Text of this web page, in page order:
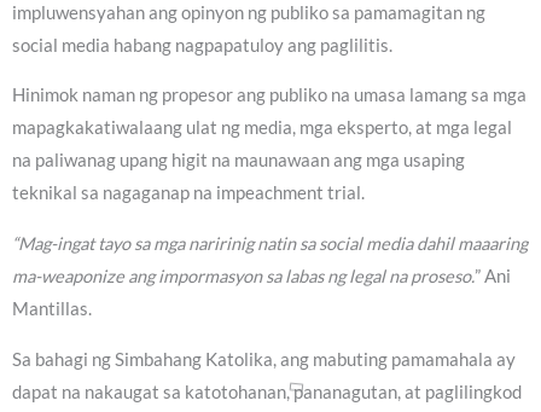
impluwensyahan ang opinyon ng publiko sa pamamagitan ng
social media habang nagpapatuloy ang paglilitis.
Hinimok naman ng propesor ang publiko na umasa lamang sa mga
mapagkakatiwalaang ulat ng media, mga eksperto, at mga legal
na paliwanag upang higit na maunawaan ang mga usaping
teknikal sa nagaganap na impeachment trial.
“Mag-ingat tayo sa mga naririnig natin sa social media dahil maaaring
ma-weaponize ang impormasyon sa labas ng legal na proseso.” Ani
Mantillas.
Sa bahagi ng Simbahang Katolika, ang mabuting pamamahala ay
dapat na nakaugat sa katotohanan, pananagutan, at paglilingkod